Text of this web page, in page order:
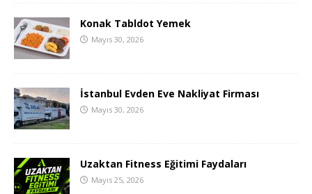
Konak Tabldot Yemek
Mayıs 30, 2026
İstanbul Evden Eve Nakliyat Firması
Mayıs 30, 2026
Uzaktan Fitness Eğitimi Faydaları
Mayıs 25, 2026